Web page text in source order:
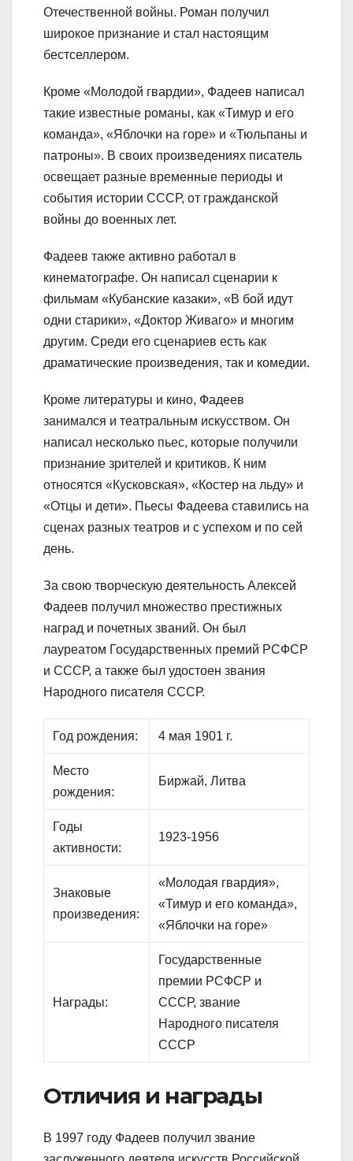
Отечественной войны. Роман получил
широкое признание и стал настоящим
бестселлером.
Кроме «Молодой гвардии», Фадеев написал
такие известные романы, как «Тимур и его
команда», «Яблочки на горе» и «Тюльпаны и
патроны». В своих произведениях писатель
освещает разные временные периоды и
события истории СССР, от гражданской
войны до военных лет.
Фадеев также активно работал в
кинематографе. Он написал сценарии к
фильмам «Кубанские казаки», «В бой идут
одни старики», «Доктор Живаго» и многим
другим. Среди его сценариев есть как
драматические произведения, так и комедии.
Кроме литературы и кино, Фадеев
занимался и театральным искусством. Он
написал несколько пьес, которые получили
признание зрителей и критиков. К ним
относятся «Кусковская», «Костер на льду» и
«Отцы и дети». Пьесы Фадеева ставились на
сценах разных театров и с успехом и по сей
день.
За свою творческую деятельность Алексей
Фадеев получил множество престижных
наград и почетных званий. Он был
лауреатом Государственных премий РСФСР
и СССР, а также был удостоен звания
Народного писателя СССР.
Год рождения: 4 мая 1901 г.
Место
рождения:
Биржай, Литва
Годы
активности:
1923-1956
Знаковые
произведения:
«Молодая гвардия»,
«Тимур и его команда»,
«Яблочки на горе»
Награды:
Государственные
премии РСФСР и
СССР, звание
Народного писателя
СССР
Отличия и награды
В 1997 году Фадеев получил звание